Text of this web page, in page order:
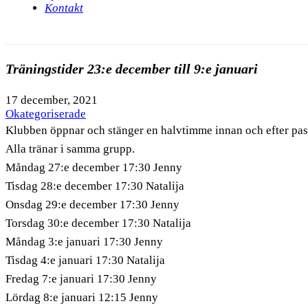
Kontakt
Träningstider 23:e december till 9:e januari
17 december, 2021
Okategoriserade
Klubben öppnar och stänger en halvtimme innan och efter
Alla tränar i samma grupp.
Måndag 27:e december 17:30 Jenny
Tisdag 28:e december 17:30 Natalija
Onsdag 29:e december 17:30 Jenny
Torsdag 30:e december 17:30 Natalija
Måndag 3:e januari 17:30 Jenny
Tisdag 4:e januari 17:30 Natalija
Fredag 7:e januari 17:30 Jenny
Lördag 8:e januari 12:15 Jenny